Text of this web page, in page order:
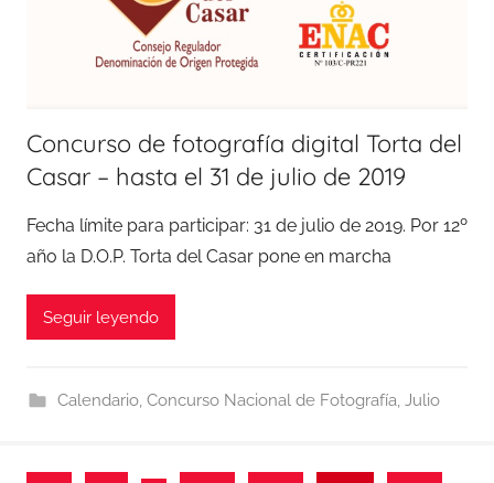
Concurso de fotografía digital Torta del
Casar – hasta el 31 de julio de 2019
Fecha límite para participar: 31 de julio de 2019. Por 12º
año la D.O.P. Torta del Casar pone en marcha
Seguir leyendo
Calendario, Concurso Nacional de Fotografía, Julio